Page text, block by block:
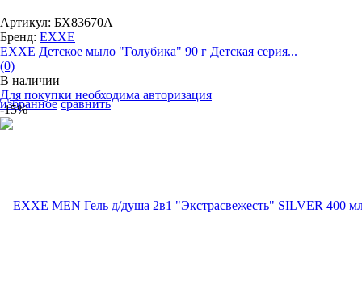
избранное сравнить
Артикул: БХ83670А
Бренд: EXXE
EXXE Детское мыло "Голубика" 90 г Детская серия...
(0)
В наличии
Для покупки необходима авторизация
-15%